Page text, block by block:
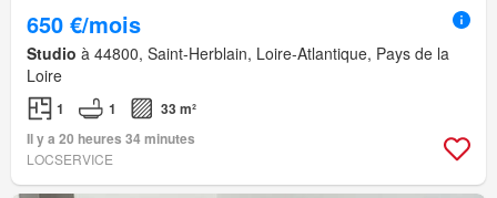
650 €/mois
Studio à 44800, Saint-Herblain, Loire-Atlantique, Pays de la
Loire
1 1
33 m²
Il y a 20 heures 34 minutes
LOCSERVICE